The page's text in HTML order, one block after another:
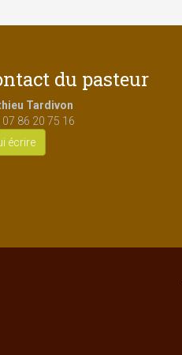
du pasteur
Tardivon
07 86 20 75 16
écrire